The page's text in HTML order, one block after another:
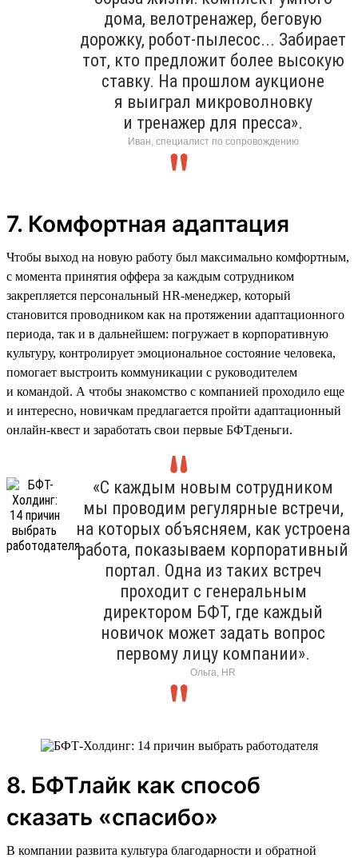
дома, велотренажер, беговую
дорожку, робот-пылесос... Забирает
тот, кто предложит более высокую
ставку. На прошлом аукционе
я выиграл микроволновку
и тренажер для пресса».
Иван, специалист по сопровождению
7. Комфортная адаптация
Чтобы выход на новую работу был максимально комфортным,
с момента принятия оффера за каждым сотрудником
закрепляется персональный HR-менеджер, который
становится проводником как на протяжении адаптационного
периода, так и в дальнейшем: погружает в корпоративную
культуру, контролирует эмоциональное состояние человека,
помогает выстроить коммуникации с руководителем
и командой. А чтобы знакомство с компанией проходило еще
и интересно, новичкам предлагается пройти адаптационный
онлайн-квест и заработать свои первые БФТденьги.
«С каждым новым сотрудником
мы проводим регулярные встречи,
на которых объясняем, как устроена
работа, показываем корпоративный
портал. Одна из таких встреч
проходит с генеральным
директором БФТ, где каждый
новичок может задать вопрос
первому лицу компании».
Ольга, HR
8. БФТлайк как способ
сказать «спасибо»
В компании развита культура благодарности и обратной